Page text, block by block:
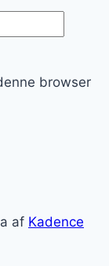
browser
af Kadence